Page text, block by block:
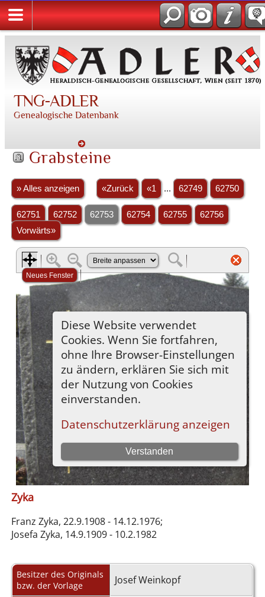
TNG-ADLER
Genealogische Datenbank
Grabsteine
» Alles anzeigen «Zurück «1 ... 62749 62750
62751 62752 62753 62754 62755
62756
Vorwärts»
Zyka
Franz Zyka, 22.9.1908 - 14.12.1976;
Josefa Zyka, 14.9.1909 - 10.2.1982
Besitzer des Originals
bzw. der Vorlage
Josef Weinkopf